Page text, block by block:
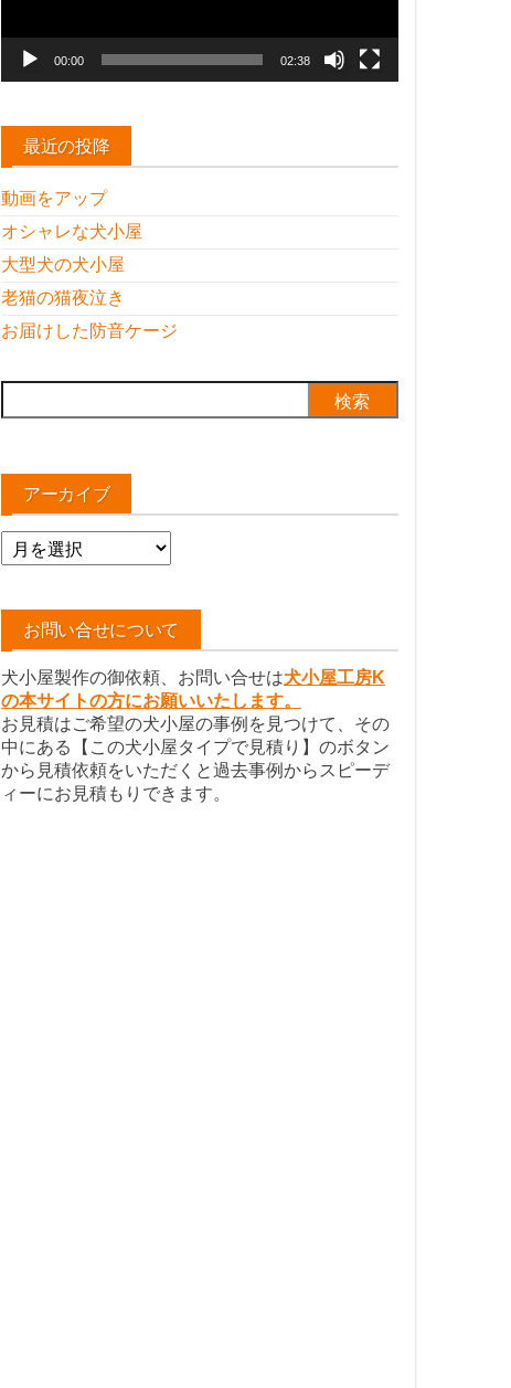
00:00 02:38
最近の投降
動画をアップ
オシャレな犬小屋
大型犬の犬小屋
老猫の猫夜泣き
お届けした防音ケージ
索:
アーカイブ
ア
ー
イ
お問い合せについて
犬小屋製作の御依頼、お問い合せは犬小屋工房K
の本サイトの方にお願いいたします。
お見積はご希望の犬小屋の事例を見つけて、その
中にある【この犬小屋タイプで見積り】のボタン
から見積依頼をいただくと過去事例からスピーデ
ィーにお見積もりできます。